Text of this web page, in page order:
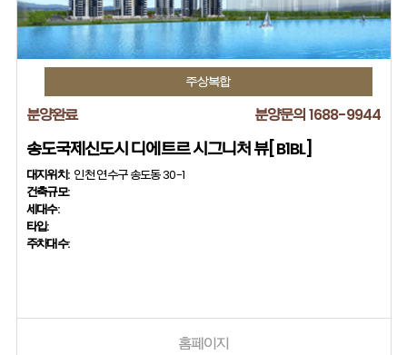
주상복합
분양완료 분양문의 1688-9944
송도국제신도시 디에트르 시그니처 뷰[B1BL]
대지위치: 인천 연수구 송도동 30-1
건축규모:
세대수:
타입:
주차대수:
홈페이지